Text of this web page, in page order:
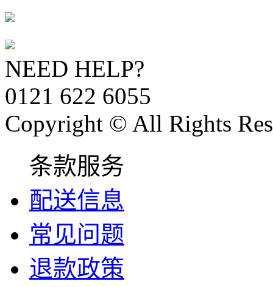
NEED HELP?
0121 622 6055
Copyright © All Rights
条款服务
配送信息
常见问题
退款政策